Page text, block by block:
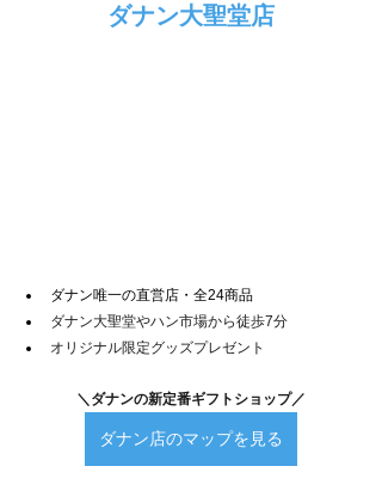
ダナン大聖堂店
ダナン唯一の直営店・全24商品
ダナン大聖堂やハン市場から徒歩7分
オリジナル限定グッズプレゼント
＼ダナンの新定番ギフトショップ／
ダナン店のマップを見る